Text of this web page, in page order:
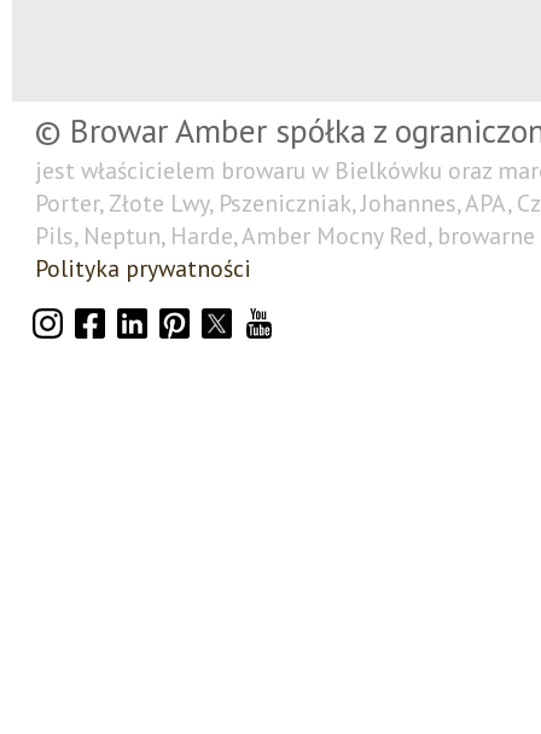
© Browar Amber spółka z
jest właścicielem browaru w Bielkówku oraz
Porter, Złote Lwy, Pszeniczniak, Johannes, APA,
Pils, Neptun, Harde, Amber Mocny Red,
Polityka prywatności